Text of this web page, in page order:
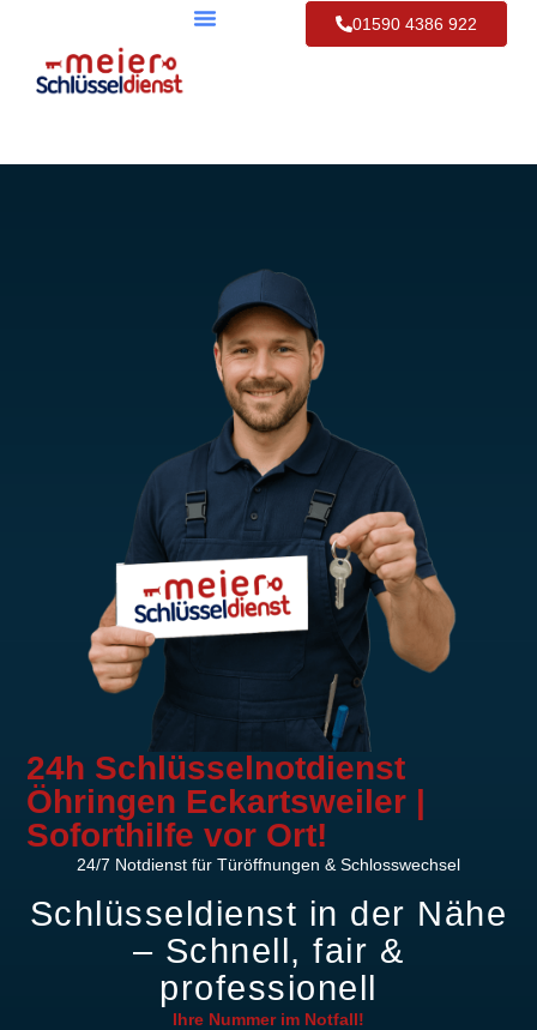
01590 4386 922
24h Schlüsselnotdienst
Öhringen Eckartsweiler |
Soforthilfe vor Ort!
24/7 Notdienst für Türöffnungen & Schlosswechsel
Schlüsseldienst in der Nähe
– Schnell, fair &
professionell
Ihre Nummer im Notfall!